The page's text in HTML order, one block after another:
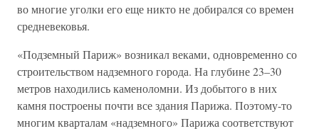
во многие уголки его еще никто не добирался со времен
средневековья.
«Подземный Париж» возникал веками, одновременно со
строительством надземного города. На глубине 23–30
метров находились каменоломни. Из добытого в них
камня построены почти все здания Парижа. Поэтому-то
многим кварталам «надземного» Парижа соответствуют